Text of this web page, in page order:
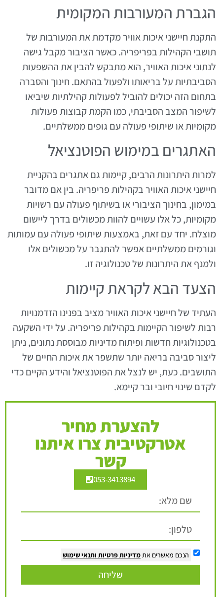
הגברת המעורבות המקומית
התקנת חיישני איכות אוויר מקדמת את המעורבות של
תושבי הקהילות בפריפריה. כאשר הציבור מקבל גישה
לנתוני איכות האוויר, הוא מתבקש להבין את ההשפעות
הסביבתיות על בריאותו ולפעול בהתאם. חינוך והסברה
בתחום הזה יכולים להוביל לפעולות קהילתיות שיביאו
לשיפור המצב הסביבתי, כמו הקמת קבוצות פעולות
מקומיות או שיתופי פעולה עם גופים ממשלתיים.
האתגרים במימוש הפוטנציאל
למרות היתרונות הרבים, קיימות גם אתגרים בהקניית
חיישני איכות האוויר בקהילות פריפריה. בין אם מדובר
במימון, בחינוך הציבורי או בשיתוף פעולה עם רשויות
מקומיות, כל אלו עשויים להוות מכשולים בדרך ליישום
מוצלח. יחד עם זאת, באמצעות שיתופי פעולה עם עמותות
וגורמים ממשלתיים אפשר להתגבר על מכשולים אלו
ולמנף את היתרונות של טכנולוגיה זו.
הצעד הבא לקראת קיימות
העתיד של חיישני איכות האוויר מציב בפנינו הזדמנויות
רבות לשיפור הקיימות בקהילות פריפריה. על ידי השקעה
בטכנולוגיות חדשות ופיתוח מדיניות מבוססת נתונים, ניתן
ליצור סביבה בריאה יותר שתשפר את איכות החיים של
התושבים. כעת, יש לנצל את הפוטנציאל והידע הקיים כדי
לקדם שינוי חיובי ובר קיימא.
להצערת מחיר
אטרקטיבית צרו איתנו
קשר
053-3413894
הנכם מאשרים אתמדיניות פרטיות ותנאי שימוש
שליחה